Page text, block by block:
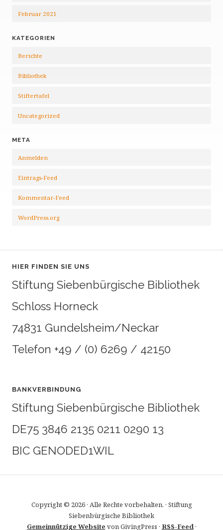
Februar 2021
KATEGORIEN
Berichte
Bibliothek
Stiftertafel
Uncategorized
META
Anmelden
Eintrags-Feed
Kommentar-Feed
WordPress.org
HIER FINDEN SIE UNS
Stiftung Siebenbürgische Bibliothek
Schloss Horneck
74831 Gundelsheim/Neckar
Telefon +49 / (0) 6269 / 42150
BANKVERBINDUNG
Stiftung Siebenbürgische Bibliothek
DE75 3846 2135 0211 0290 13
BIC GENODED1WIL
Copyright © 2026 · Alle Rechte vorbehalten. · Stiftung
Siebenbürgische Bibliothek
Gemeinnützige Website von GivingPress · RSS-Feed·